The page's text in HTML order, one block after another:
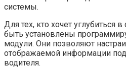
системы.
Для тех, кто хочет углубиться
быть установлены
модули. Они позволяют
отображаемой информации
водителя.